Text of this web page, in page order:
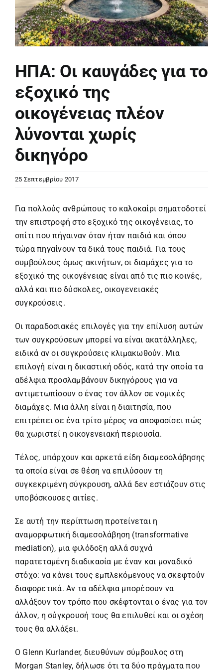
ΗΠΑ: Οι καυγάδες για το
εξοχικό της
οικογένειας πλέον
λύνονται χωρίς
δικηγόρο
25 Σεπτεμβρίου 2017
Για πολλούς ανθρώπους το καλοκαίρι σηματοδοτεί
την επιστροφή στο εξοχικό της οικογένειας, το
σπίτι που πήγαιναν όταν ήταν παιδιά και όπου
τώρα πηγαίνουν τα δικά τους παιδιά. Για τους
συμβούλους όμως ακινήτων, οι διαμάχες για το
εξοχικό της οικογένειας είναι από τις πιο κοινές,
αλλά και πιο δύσκολες, οικογενειακές
συγκρούσεις.
Οι παραδοσιακές επιλογές για την επίλυση αυτών
των συγκρούσεων μπορεί να είναι ακατάλληλες,
ειδικά αν οι συγκρούσεις κλιμακωθούν. Μια
επιλογή είναι η δικαστική οδός, κατά την οποία τα
αδέλφια προσλαμβάνουν δικηγόρους για να
αντιμετωπίσουν ο ένας τον άλλον σε νομικές
διαμάχες. Μια άλλη είναι η διαιτησία, που
επιτρέπει σε ένα τρίτο μέρος να αποφασίσει πώς
θα χωριστεί η οικογενειακή περιουσία.
Τέλος, υπάρχουν και αρκετά είδη διαμεσολάβησης
τα οποία είναι σε θέση να επιλύσουν τη
συγκεκριμένη σύγκρουση, αλλά δεν εστιάζουν στις
υποβόσκουσες αιτίες.
Σε αυτή την περίπτωση προτείνεται η
αναμορφωτική διαμεσολάβηση (transformative
mediation), μια φιλόδοξη αλλά συχνά
παρατεταμένη διαδικασία με έναν και μοναδικό
στόχο: να κάνει τους εμπλεκόμενους να σκεφτούν
διαφορετικά. Αν τα αδέλφια μπορέσουν να
αλλάξουν τον τρόπο που σκέφτονται ο ένας για τον
άλλον, η σύγκρουσή τους θα επιλυθεί και οι σχέση
τους θα αλλάξει.
Ο Glenn Kurlander, διευθύνων σύμβουλος στη
Morgan Stanley, δήλωσε ότι τα δύο πράγματα που